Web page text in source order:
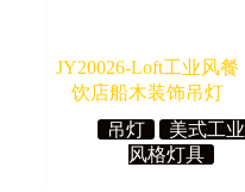
JY20026-Loft工业风餐
饮店船木装饰吊灯
吊灯
美式工业
风格灯具